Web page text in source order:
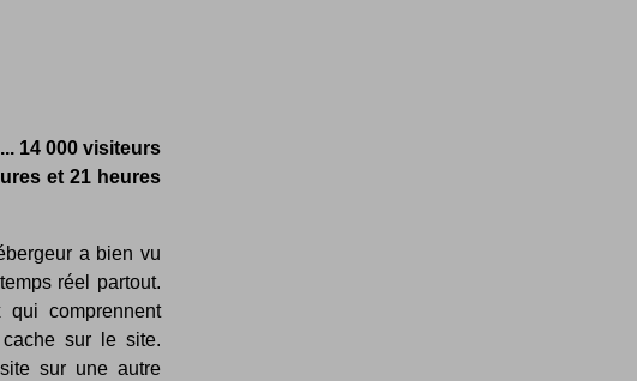
14 000 visiteurs
et 21 heures
a bien vu
réel partout.
comprennent
sur le site.
sur une autre